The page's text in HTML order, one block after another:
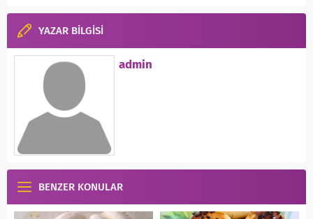
YAZAR BİLGİSİ
admin
BENZER KONULAR